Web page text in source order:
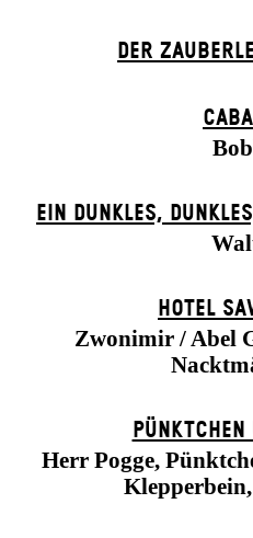
DER
EIN DUNK­LES,
HOTEL
Zwonimir / Abel
PÜNKTCHEN
Herr Pogge,